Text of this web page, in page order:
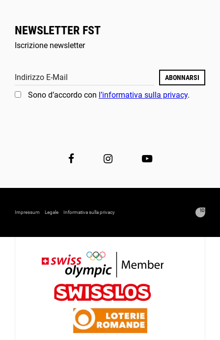
NEWSLETTER FST
Iscrizione newsletter
Indirizzo E-Mail ABONNARSI
Sono d’accordo con l’informativa sulla privacy.
Impressum Legale Informativa sulla privacy